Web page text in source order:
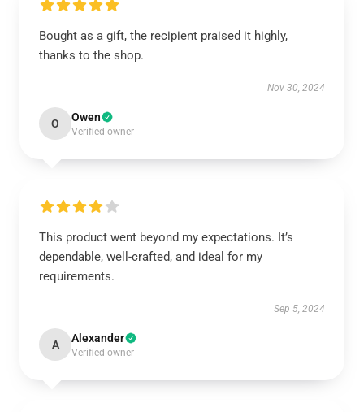
Bought as a gift, the recipient praised it highly,
thanks to the shop.
Nov 30, 2024
O Owen
Verified owner
This product went beyond my expectations. It’s
dependable, well-crafted, and ideal for my
requirements.
Sep 5, 2024
A Alexander
Verified owner